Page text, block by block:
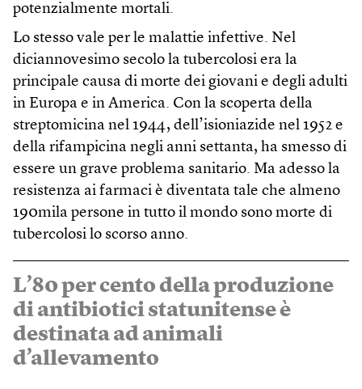
potenzialmente mortali.
Lo stesso vale per le malattie infettive. Nel
diciannovesimo secolo la tubercolosi era la
principale causa di morte dei giovani e degli adulti
in Europa e in America. Con la scoperta della
streptomicina nel 1944, dell’isioniazide nel 1952 e
della rifampicina negli anni settanta, ha smesso di
essere un grave problema sanitario. Ma adesso la
resistenza ai farmaci è diventata tale che almeno
190mila persone in tutto il mondo sono morte di
tubercolosi lo scorso anno.
L’80 per cento della produzione
di antibiotici statunitense è
destinata ad animali
d’allevamento